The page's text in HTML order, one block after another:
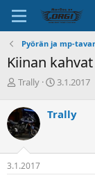
Pyörän ja mp-
Kiinan kahvat
K
s
k
u
s
t
e
Trally
A
i
s
3.1.2017
Trally
3.1.2017